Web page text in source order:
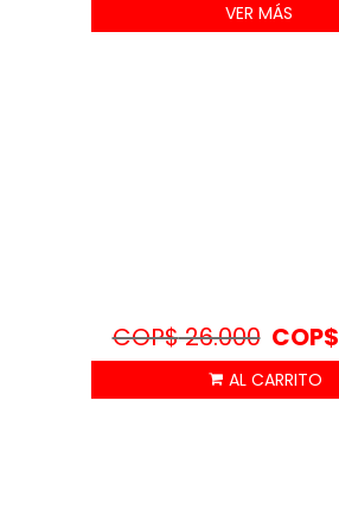
VER MÁS
COP$26.000 COP$